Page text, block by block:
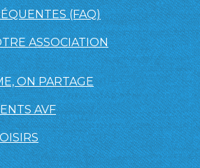
(FAQ)
ASSOCIATION
ON PARTAGE
AVF